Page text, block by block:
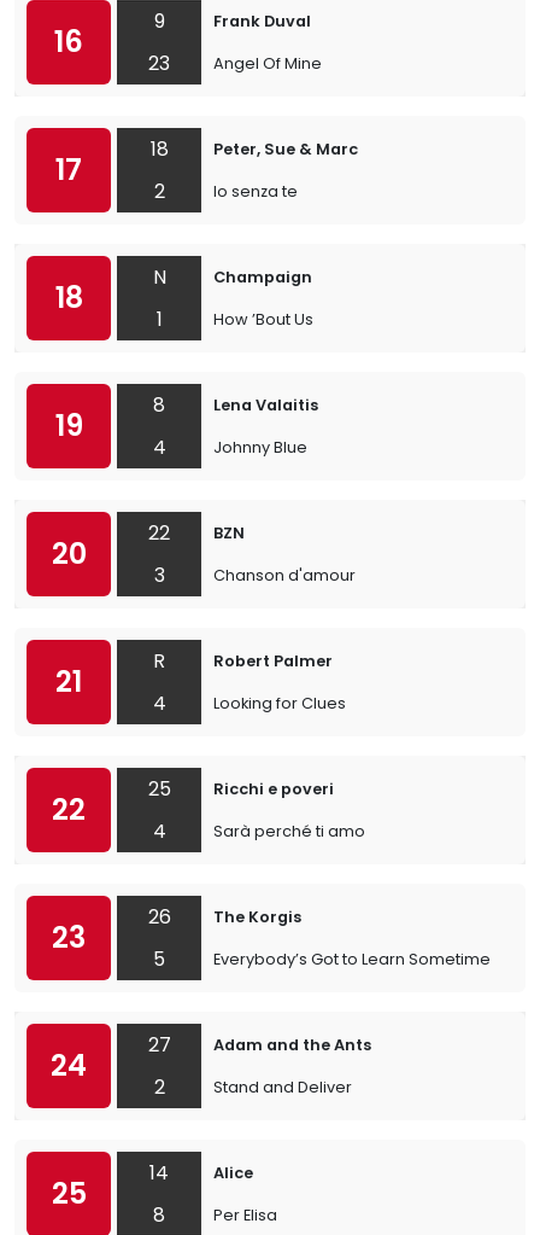
16
9
23
Frank Duval
Angel Of Mine
17
18
2
Peter, Sue & Marc
Io senza te
18
N
1
Champaign
How ’Bout Us
19
8
4
Lena Valaitis
Johnny Blue
20
22
3
BZN
Chanson d'amour
21
R
4
Robert Palmer
Looking for Clues
22
25
4
Ricchi e poveri
Sarà perché ti amo
23
26
5
The Korgis
Everybody’s Got to Learn Sometime
24
27
2
Adam and the Ants
Stand and Deliver
25
14
8
Alice
Per Elisa